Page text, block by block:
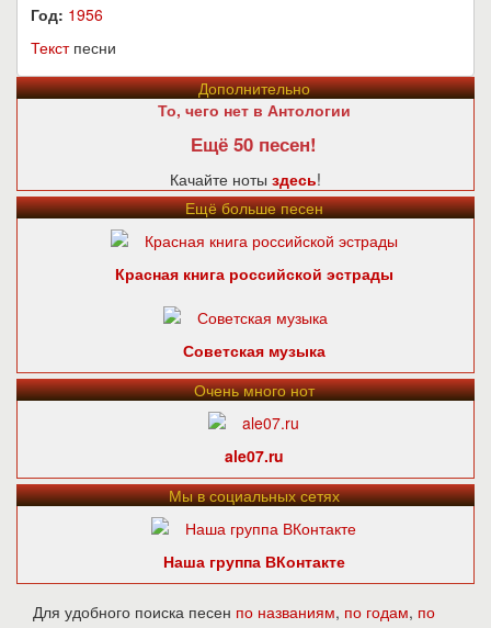
Год: 1956
Текстпесни
Дополнительно
То, чего нет в Антологии
Ещё 50 песен!
Качайте ноты здесь!
Ещё больше песен
Красная книга российской эстрады
Советская музыка
Очень много нот
ale07.ru
Мы в социальных сетях
Наша группа ВКонтакте
Для удобного поиска песен по названиям, по годам, по